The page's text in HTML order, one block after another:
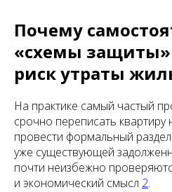
Почему
«схемы
риск утраты
На практике самый частый
срочно переписать квартиру
провести формальный
уже существующей
почти неизбежно
и экономический смысл 2.